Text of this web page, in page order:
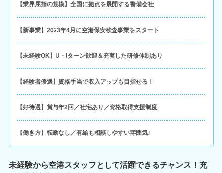
【業界屈指の規模】全国に拠点を展開する警備会社
【新事業】2023年4月に空港保安検査事業をスタート
【未経験OK】U・Iターン歓迎＆充実した研修体制あり
【経験者優遇】資格手当で収入アップも目指せる！
【好待遇】賞与年2回／社宅あり／資格取得支援制度
【働き方】転勤なし／有給も相談しやすい雰囲気♪
未経験から空港スタッフとして活躍できるチャンス！充